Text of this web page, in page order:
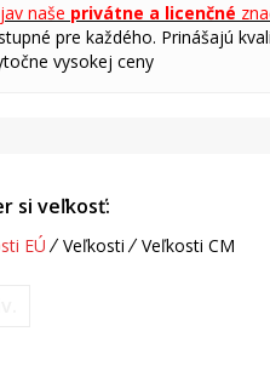
naše privátne a licenčné
pre každého. Prinášajú
vysokej ceny
si veľkosť:
EÚ Veľkosti Veľkosti CM